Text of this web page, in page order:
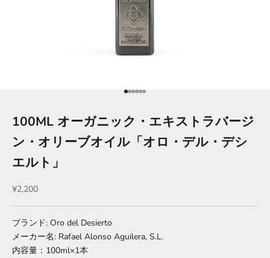
項目に移動する 1
項目に移動する 2
項目に移動する 3
項目に移動する 4
項目に移動する 5
項目に移動する 6
100ML オーガニック・エキストラバージ
ン・オリーブオイル「オロ・デル・デシ
エルト」
セール価格
¥2,200
ブランド: Oro del Desierto
メーカー名: Rafael Alonso Aguilera, S.L.
内容量：100ml×1本